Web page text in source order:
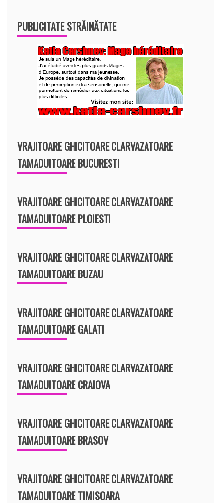
PUBLICITATE STRĂINĂTATE
VRAJITOARE GHICITOARE CLARVAZATOARE
TAMADUITOARE BUCURESTI
VRAJITOARE GHICITOARE CLARVAZATOARE
TAMADUITOARE PLOIESTI
VRAJITOARE GHICITOARE CLARVAZATOARE
TAMADUITOARE BUZAU
VRAJITOARE GHICITOARE CLARVAZATOARE
TAMADUITOARE GALATI
VRAJITOARE GHICITOARE CLARVAZATOARE
TAMADUITOARE CRAIOVA
VRAJITOARE GHICITOARE CLARVAZATOARE
TAMADUITOARE BRASOV
VRAJITOARE GHICITOARE CLARVAZATOARE
TAMADUITOARE TIMISOARA